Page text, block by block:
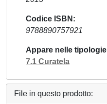
Codice ISBN
9788890757921
Appare nelle tipologie
7.1 Curatela
File in questo prodotto: